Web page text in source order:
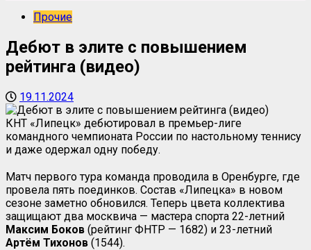
Прочие
Дебют в элите с повышением
рейтинга (видео)
19.11.2024
КНТ «Липецк» дебютировал в премьер-лиге
командного чемпионата России по настольному теннису
и даже одержал одну победу.
Матч первого тура команда проводила в Оренбурге, где
провела пять поединков. Состав «Липецка» в новом
сезоне заметно обновился. Теперь цвета коллектива
защищают два москвича — мастера спорта 22-летний
Максим Боков (рейтинг ФНТР — 1682) и 23-летний
Артём Тихонов (1544).